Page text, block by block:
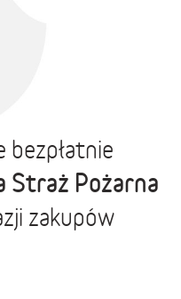
bezpłatnie
Straż Pożarna
zakupów